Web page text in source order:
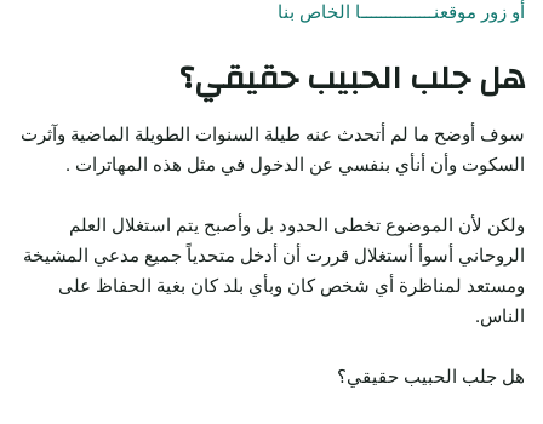
أو زور موقعنـــــــــــــــا الخاص بنا
هل جلب الحبيب حقيقي؟
سوف أوضح ما لم أتحدث عنه طيلة السنوات الطويلة الماضية وآثرت
السكوت وأن أنأي بنفسي عن الدخول في مثل هذه المهاترات .
ولكن لأن الموضوع تخطى الحدود بل وأصبح يتم استغلال العلم
الروحاني أسوأ أستغلال قررت أن أدخل متحدياً جميع مدعي المشيخة
ومستعد لمناظرة أي شخص كان وبأي بلد كان بغية الحفاظ على
الناس.
هل جلب الحبيب حقيقي؟